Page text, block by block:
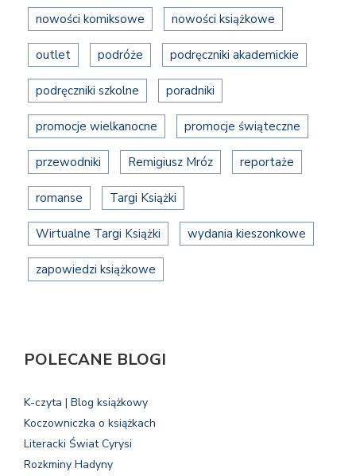
nowości komiksowe nowości książkowe
outlet podróże podręczniki akademickie
podręczniki szkolne poradniki
promocje wielkanocne promocje świąteczne
przewodniki Remigiusz Mróz reportaże
romanse Targi Książki
Wirtualne Targi Książki wydania kieszonkowe
zapowiedzi książkowe
POLECANE BLOGI
K-czyta | Blog książkowy
Koczowniczka o książkach
Literacki Świat Cyrysi
Rozkminy Hadyny